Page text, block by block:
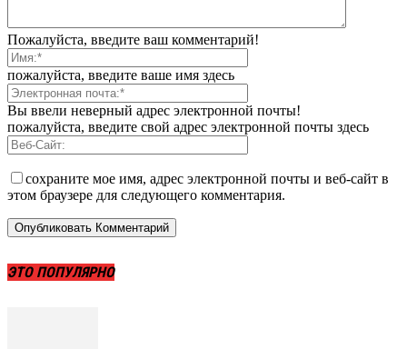
Пожалуйста, введите ваш комментарий!
пожалуйста, введите ваше имя здесь
Вы ввели неверный адрес электронной почты!
пожалуйста, введите свой адрес электронной почты здесь
сохраните мое имя, адрес электронной почты и веб-сайт в
этом браузере для следующего комментария.
ЭТО ПОПУЛЯРНО